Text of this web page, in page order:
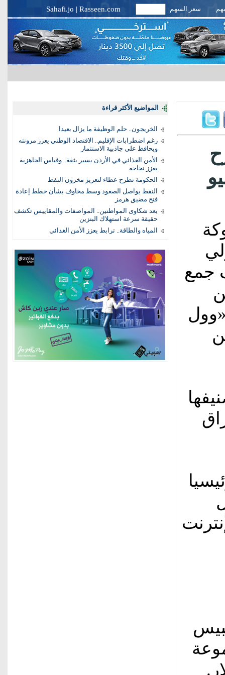
سعر السهم Sahafi.jo | Rasseen.com
المواضيع الأكثر قراءة
الخريجون.. حلم الوظيفة ما يزال بعيدا
رغم اضطرابات الإقليم.. الاقتصاد الوطني يعزز مرونته
ويحافظ على جاذبية الاستثمار
الأمن الغذائي في الأردن يسير بثقة.. وقياس الجاهزية
يعزز نجاحه
الحكومة تطرح عطاء لتعزيز مخزون النفط
النفط يواصل الصعود وسط مخاوف بشأن خطط إعادة
فتح مضيق هرمز
بعد شكاوى المواطنين.. المواصفات والمقاييس تكشف
حقيقة سرعة استهلاك البنزين
المياه والطاقة.. ترابط يعزز الأمن الغذائي
جمع